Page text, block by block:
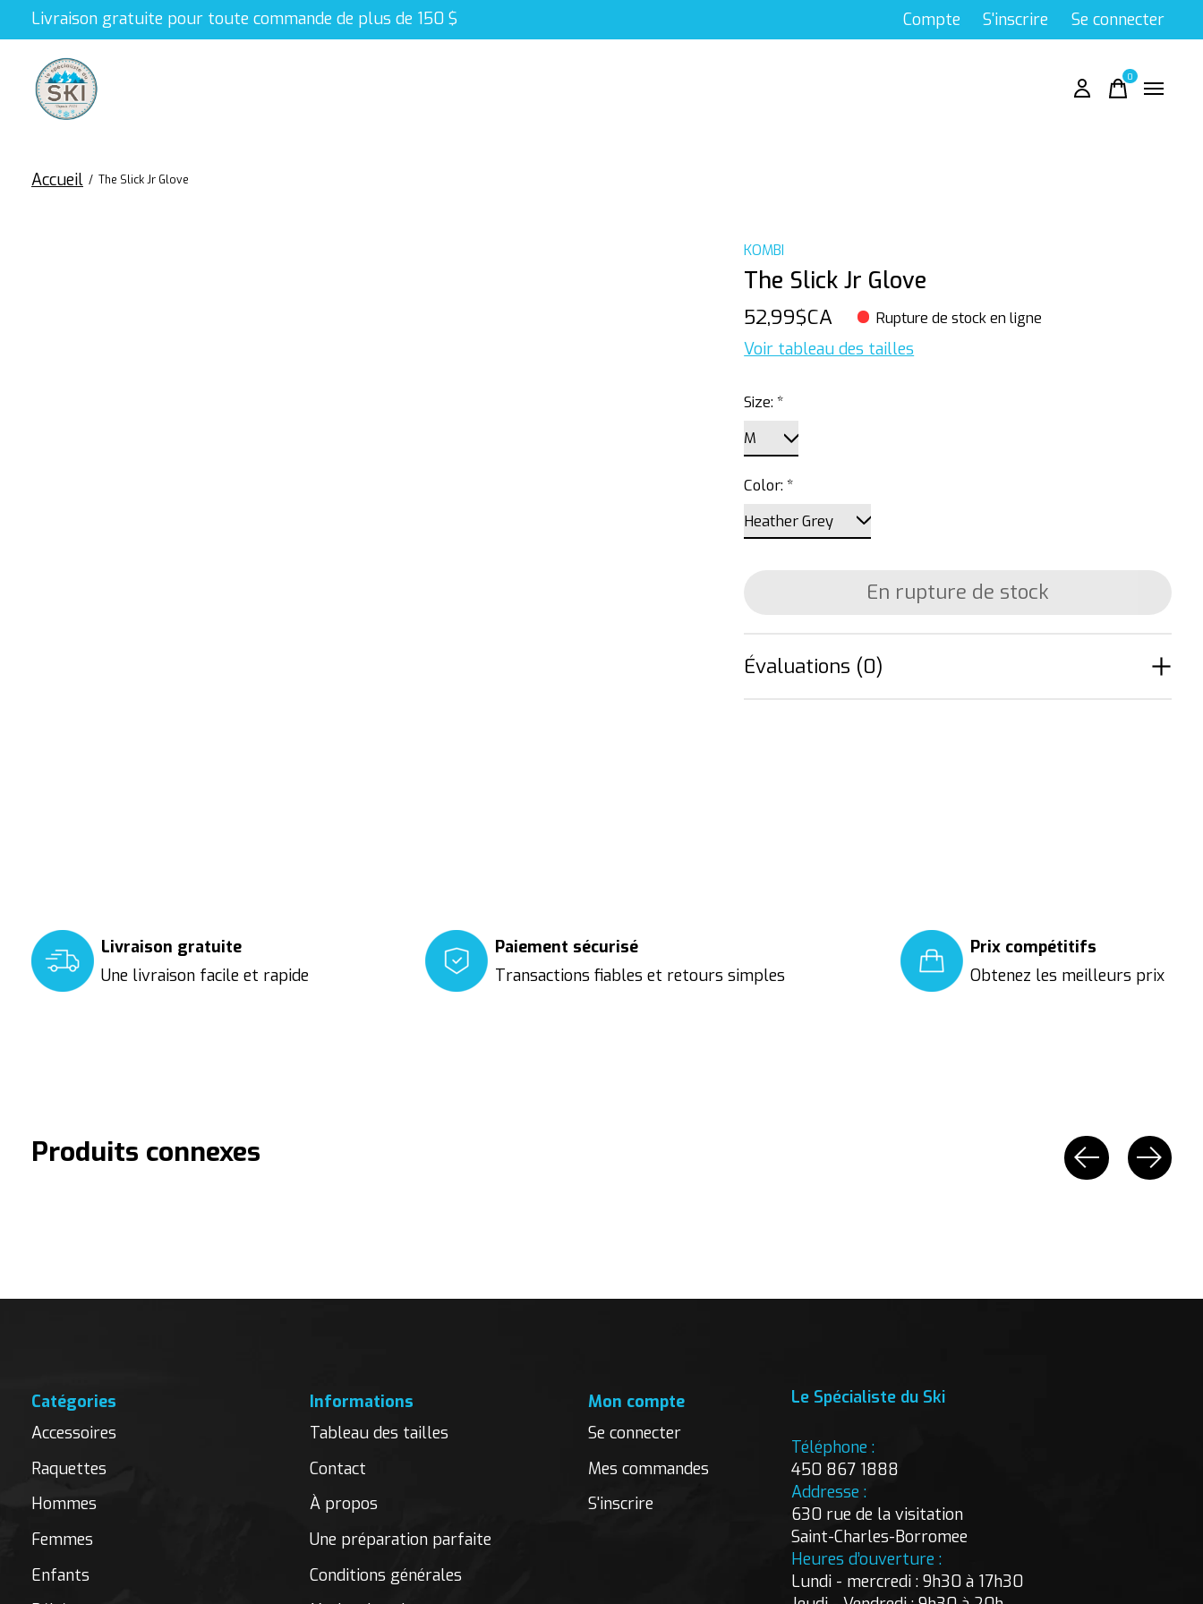
Livraison gratuite pour toute commande de plus de 150 $ Compte S'inscrire Se connecter
0items
Accueil / The Slick Jr Glove
KOMBI
The Slick Jr Glove
52,99$CA Rupture de stock en ligne
Voir tableau des tailles
Size: *
Color: *
En rupture de stock
Évaluations (0)
Livraison gratuite
Une livraison facile et rapide
Paiement sécurisé
Transactions fiables et retours simples
Prix compétitifs
Obtenez les meilleurs prix
Produits connexes
Catégories
Accessoires
Raquettes
Hommes
Femmes
Enfants
Informations
Tableau des tailles
Contact
À propos
Une préparation parfaite
Conditions générales
Mon compte
Se connecter
Mes commandes
S'inscrire
Le Spécialiste du Ski
Téléphone :
450 867 1888
Addresse :
630 rue de la visitation
Saint-Charles-Borromee
Heures d’ouverture :
Lundi - mercredi : 9h30 à 17h30